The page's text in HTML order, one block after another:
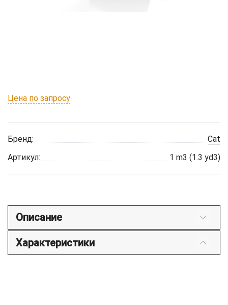
Цена по запросу
Бренд:
Cat
Артикул:
1 m3 (1.3 yd3)
Описание
Характеристики